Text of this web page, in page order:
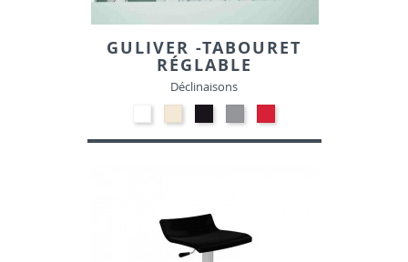
GULIVER -TABOURET
RÉGLABLE
Déclinaisons
-
Blanc
-
Beige
-
Noir
-
Gris
-
Rouge